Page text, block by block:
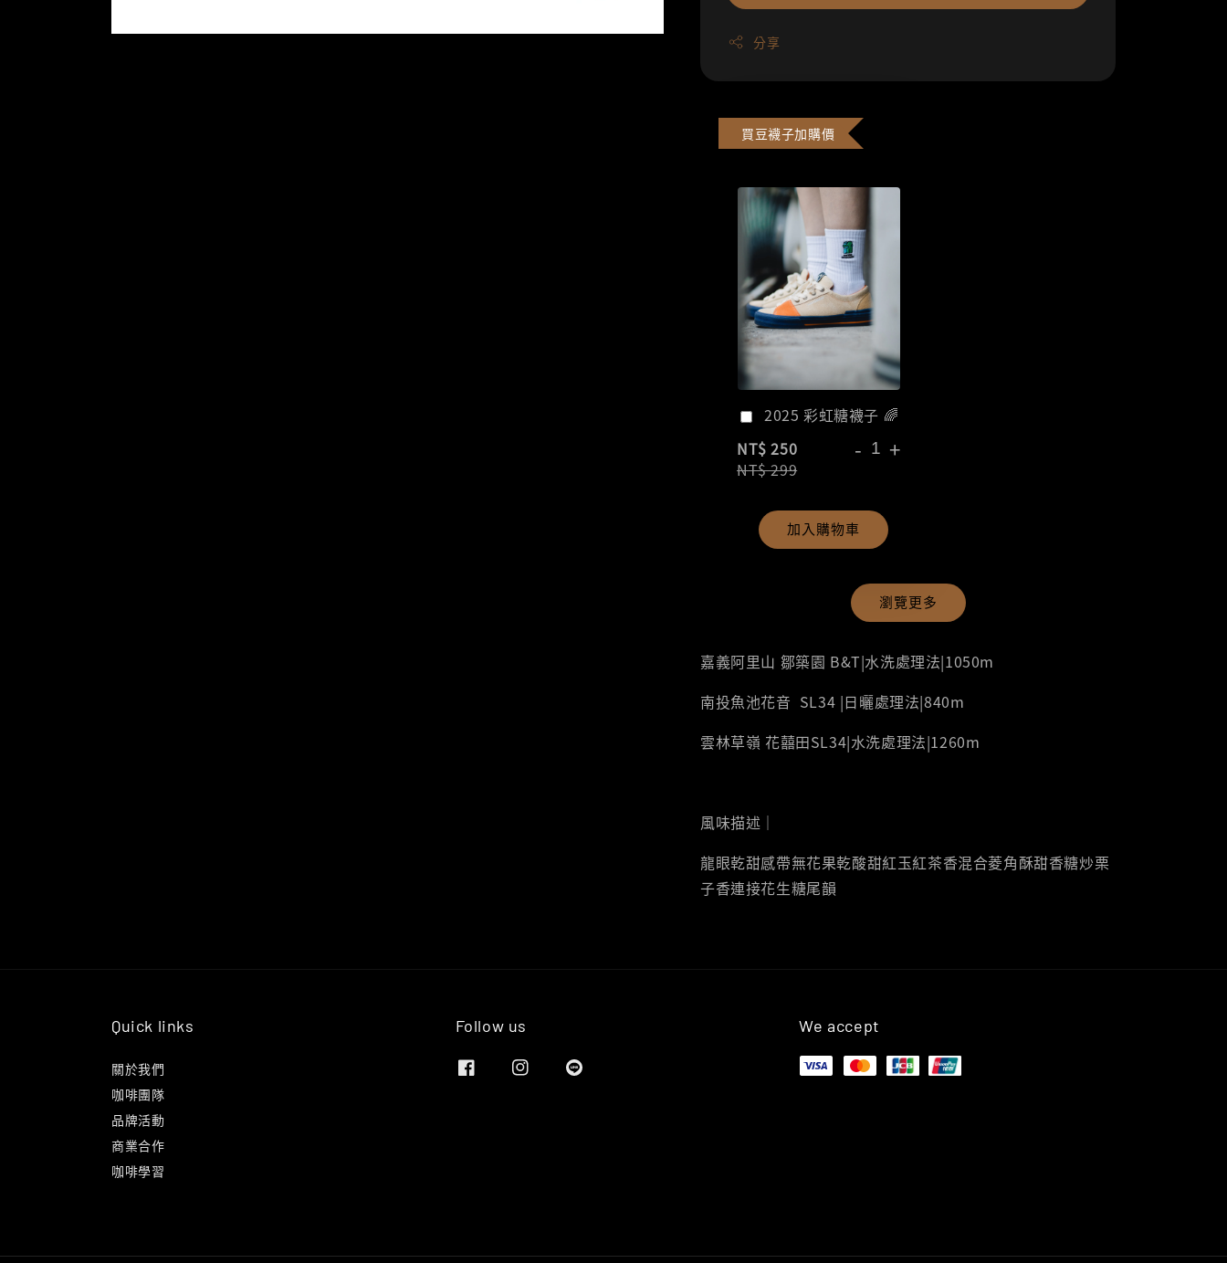
分享
買豆襪子加購價
2025 彩虹糖襪子 🌈
NT$ 250
NT$ 299
- +
加入購物車
瀏覽更多
嘉義阿里山 鄒築園 B&T|水洗處理法|1050m
南投魚池花音 SL34 |日曬處理法|840m
雲林草嶺 花囍田SL34|水洗處理法|1260m
風味描述｜
龍眼乾甜感帶無花果乾酸甜紅玉紅茶香混合菱角酥甜香糖炒栗
子香連接花生糖尾韻
Quick links
關於我們
咖啡團隊
品牌活動
商業合作
咖啡學習
Follow us We accept